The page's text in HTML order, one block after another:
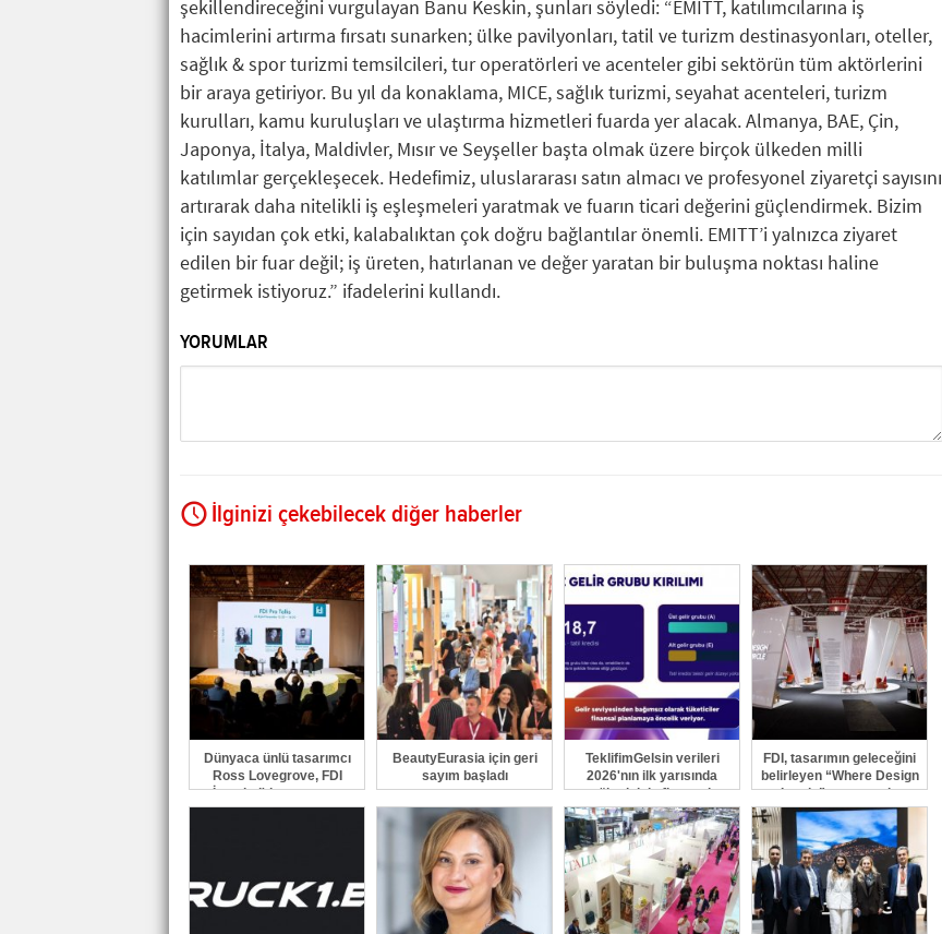
şekillendireceğini vurgulayan Banu Keskin, şunları söyledi: “EMITT, katılımcılarına iş
hacimlerini artırma fırsatı sunarken; ülke pavilyonları, tatil ve turizm destinasyonları, oteller,
sağlık & spor turizmi temsilcileri, tur operatörleri ve acenteler gibi sektörün tüm aktörlerini
bir araya getiriyor. Bu yıl da konaklama, MICE, sağlık turizmi, seyahat acenteleri, turizm
kurulları, kamu kuruluşları ve ulaştırma hizmetleri fuarda yer alacak. Almanya, BAE, Çin,
Japonya, İtalya, Maldivler, Mısır ve Seyşeller başta olmak üzere birçok ülkeden milli
katılımlar gerçekleşecek. Hedefimiz, uluslararası satın almacı ve profesyonel ziyaretçi sayısını
artırarak daha nitelikli iş eşleşmeleri yaratmak ve fuarın ticari değerini güçlendirmek. Bizim
için sayıdan çok etki, kalabalıktan çok doğru bağlantılar önemli. EMITT’i yalnızca ziyaret
edilen bir fuar değil; iş üreten, hatırlanan ve değer yaratan bir buluşma noktası haline
getirmek istiyoruz.” ifadelerini kullandı.
YORUMLAR
GÖNDER
İlginizi çekebilecek diğer haberler
Dünyaca ünlü tasarımcı
Ross Lovegrove, FDI
İstanbul'da tasarımın
geleceğini anlatacak
BeautyEurasia için geri
sayım başladı
TeklifimGelsin verileri
2026'nın ilk yarısında
tüketicinin finansal
reflekslerini ortaya koydu
FDI, tasarımın geleceğini
belirleyen “Where Design
Leads” mottosuyla
düzenlenecek